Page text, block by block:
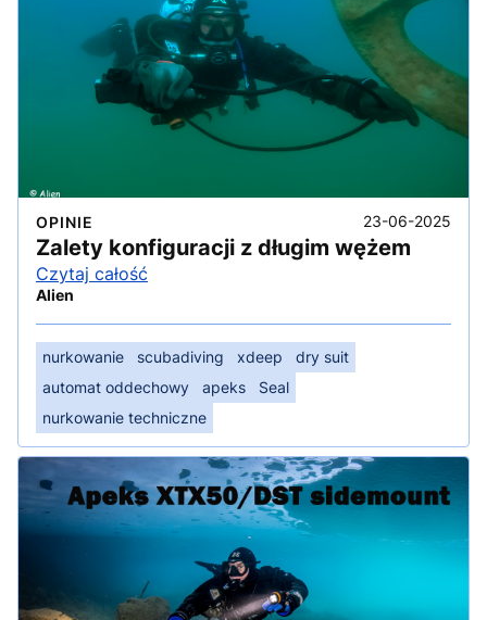
OPINIE 23-06-2025
Zalety konfiguracji z długim wężem
Czytaj całość
Alien
nurkowanie scubadiving xdeep
dry suit
automat oddechowy
apeks
Seal
nurkowanie techniczne